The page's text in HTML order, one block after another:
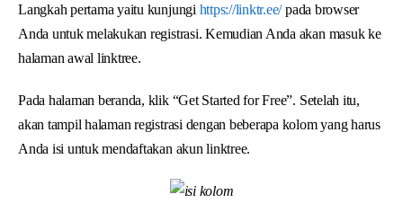
Langkah pertama yaitu kunjungi https://linktr.ee/pada browser
Anda untuk melakukan registrasi. Kemudian Anda akan masuk ke
halaman awal linktree.
Pada halaman beranda, klik “Get Started for Free”. Setelah itu,
akan tampil halaman registrasi dengan beberapa kolom yang harus
Anda isi untuk mendaftakan akun linktree.